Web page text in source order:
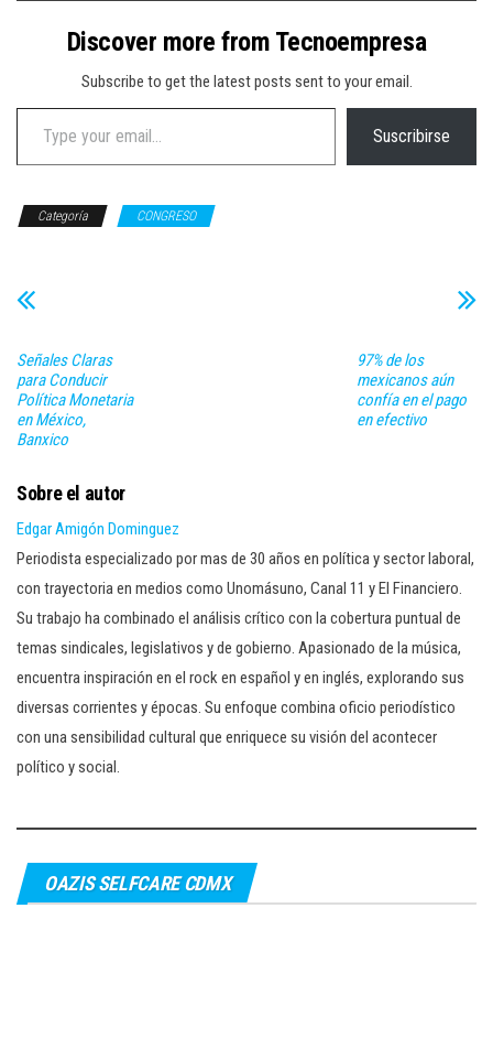
Discover more from Tecnoempresa
Subscribe to get the latest posts sent to your email.
Type your email…
Suscribirse
Categoría CONGRESO
Señales Claras
para Conducir
Política Monetaria
en México,
Banxico
97% de los
mexicanos aún
confía en el pago
en efectivo
Sobre el autor
Edgar Amigón Dominguez
Periodista especializado por mas de 30 años en política y sector laboral,
con trayectoria en medios como Unomásuno, Canal 11 y El Financiero.
Su trabajo ha combinado el análisis crítico con la cobertura puntual de
temas sindicales, legislativos y de gobierno. Apasionado de la música,
encuentra inspiración en el rock en español y en inglés, explorando sus
diversas corrientes y épocas. Su enfoque combina oficio periodístico
con una sensibilidad cultural que enriquece su visión del acontecer
político y social.
OAZIS SELFCARE CDMX